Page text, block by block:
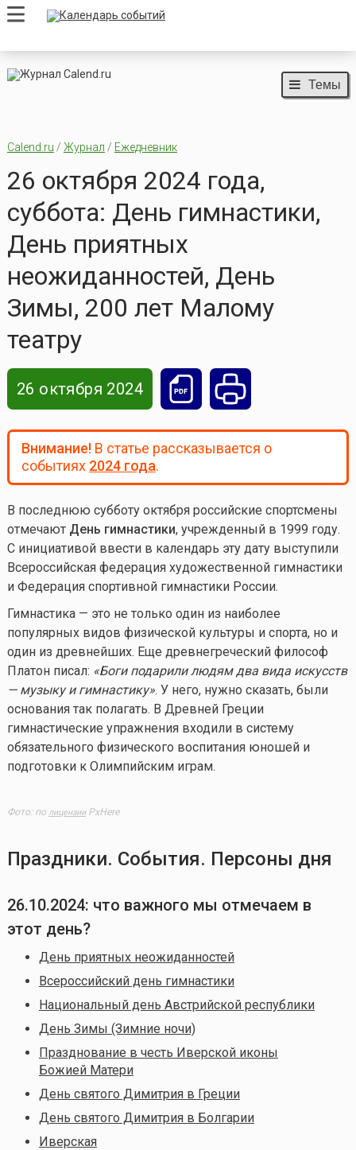
Темы
Calend.ru / Журнал / Ежедневник
26 октября 2024 года,
суббота: День гимнастики,
День приятных
неожиданностей, День
Зимы, 200 лет Малому
театру
26 октября 2024
Внимание!В статье рассказывается о
событиях 2024 года.
В последнюю субботу октября российские спортсмены
отмечают День гимнастики, учрежденный в 1999 году.
С инициативой ввести в календарь эту дату выступили
Всероссийская федерация художественной гимнастики
и Федерация спортивной гимнастики России.
Гимнастика — это не только один из наиболее
популярных видов физической культуры и спорта, но и
один из древнейших. Еще древнегреческий философ
Платон писал: «Боги подарили людям два вида искусств
— музыку и гимнастику». У него, нужно сказать, были
основания так полагать. В Древней Греции
гимнастические упражнения входили в систему
обязательного физического воспитания юношей и
подготовки к Олимпийским играм.
Фото: по лицензииPxHere
Праздники. События. Персоны дня
26.10.2024: что важного мы отмечаем в
этот день?
День приятных неожиданностей
Всероссийский день гимнастики
Национальный день Австрийской республики
День Зимы (Зимние ночи)
Празднование в честь Иверской иконы
Божией Матери
День святого Димитрия в Греции
День святого Димитрия в Болгарии
Иверская